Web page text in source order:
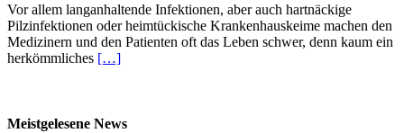
Vor allem langanhaltende Infektionen, aber auch hartnäckige
Pilzinfektionen oder heimtückische Krankenhauskeime machen den
Medizinern und den Patienten oft das Leben schwer, denn kaum ein
herkömmliches […]
Meistgelesene News